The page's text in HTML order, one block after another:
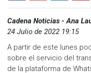
Cadena Noticias - Ana
24 Julio de 2022 19:15
A partir de este lunes
sobre el servicio del
de la plataforma de